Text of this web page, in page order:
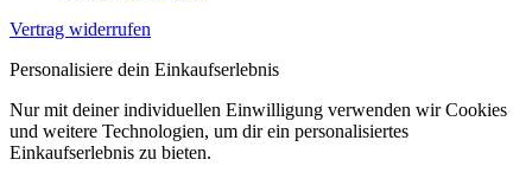
Vertrag widerrufen
Personalisiere dein Einkaufserlebnis
Nur mit deiner individuellen Einwilligung verwenden wir Cookies
und weitere Technologien, um dir ein personalisiertes
Einkaufserlebnis zu bieten.